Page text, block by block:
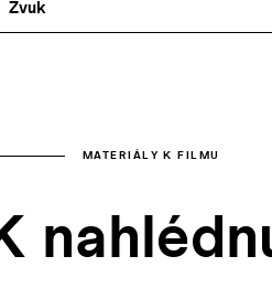
Zvuk
MATERIÁLY K FILMU